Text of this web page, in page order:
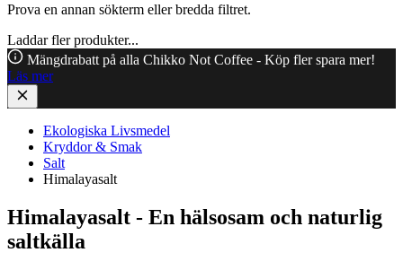
Prova en annan sökterm eller bredda filtret.
Laddar fler produkter...
Mängdrabatt på alla Chikko Not Coffee - Köp fler spara mer!
Läs mer
Ekologiska Livsmedel
Kryddor & Smak
Salt
Himalayasalt
Himalayasalt - En hälsosam och naturlig
saltkälla